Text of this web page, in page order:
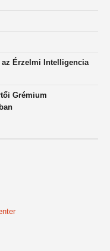
az Érzelmi Intelligencia
Grémium